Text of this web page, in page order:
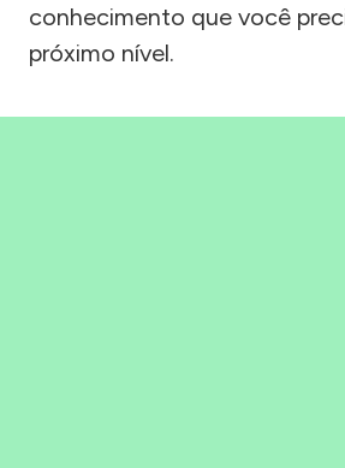
conhecimento que você
próximo nível.